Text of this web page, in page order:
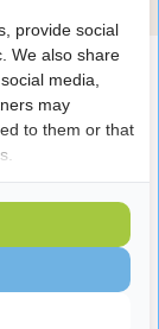
provide social
We also share
media,
may
to them or that